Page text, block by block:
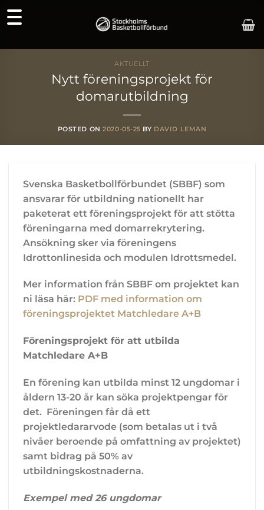
Skip
to
AKTUELLT
Nytt föreningsprojekt för
domarutbildning
POSTED ON2020-05-25 BY DAVID LEMAN
Svenska Basketbollförbundet (SBBF) som
ansvarar för utbildning nationellt har
paketerat ett föreningsprojekt för att stötta
föreningarna med domarrekrytering.
Ansökning sker via föreningens
Idrottonlinesida och modulen Idrottsmedel.
Mer information från SBBF om projektet kan
ni läsa här: PDF med information om
föreningsprojektet Matchledare A+B
Föreningsprojekt för att utbilda
Matchledare A+B
En förening kan utbilda minst 12 ungdomar i
åldern 13-20 år kan söka projektpengar för
det. Föreningen får då ett
projektledararvode (som betalas ut i två
nivåer beroende på omfattning av projektet)
samt bidrag på 50% av
utbildningskostnaderna.
Exempel med 26 ungdomar